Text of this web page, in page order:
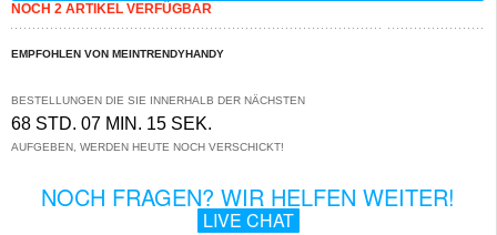
NOCH 2 ARTIKEL VERFÜGBAR
EMPFOHLEN VON MEINTRENDYHANDY
BESTELLUNGEN DIE SIE INNERHALB DER NÄCHSTEN
68 STD. 07 MIN. 15 SEK.
AUFGEBEN, WERDEN HEUTE NOCH VERSCHICKT!
NOCH FRAGEN? WIR HELFEN WEITER!
LIVE CHAT